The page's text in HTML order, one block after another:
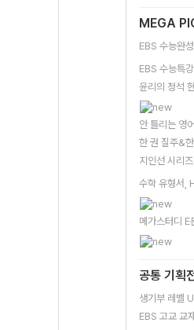
MEGA
EBS 수능완성
EBS 수능특강
윤리의 정석
안 틀리는 영
한 권 질주&
지인선 시리즈
수학 유형서,
메가스터디 E
공통 기획
생기부 레벨
EBS 고교 교재